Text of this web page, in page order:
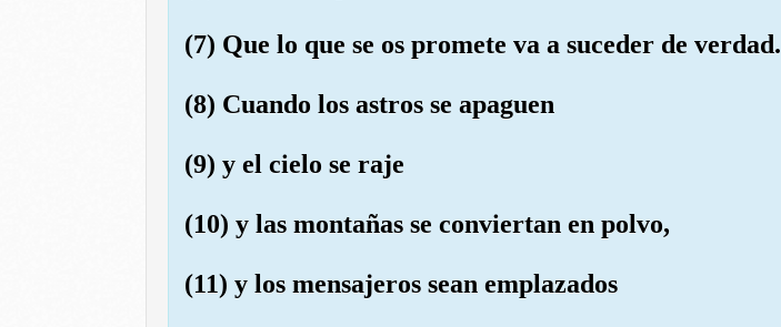
(7) Que lo que se os promete va a suceder de verdad.
(8) Cuando los astros se apaguen
(9) y el cielo se raje
(10) y las montañas se conviertan en polvo,
(11) y los mensajeros sean emplazados